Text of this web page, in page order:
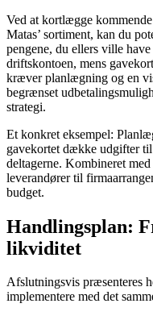
Ved at kortlægge
Matas’ sortiment, kan du
pengene, du ellers ville
driftskontoen, mens
kræver planlægning og en
begrænset
strategi.
Et konkret eksempel:
gavekortet dække udgifter
deltagerne. Kombineret
leverandører til
budget.
Handlingsplan:
likviditet
Afslutningsvis præsenteres
implementere med det